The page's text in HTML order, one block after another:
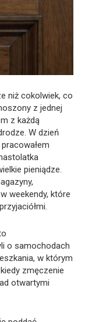
niż cokolwiek, co
z jednej
z każdą
W dzień
pieniądze.
weekendy, które
o samochodach
w którym
zmęczenie
otwartymi